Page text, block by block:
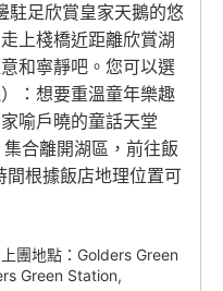
駐足欣賞皇家天鵝的悠
上棧橋近距離欣賞湖
和寧靜吧。您可以選
：想要重溫童年樂趣
喻戶曉的童話天堂
合離開湖區，前往飯
根據飯店地理位置可
團地點：Golders Green
Green Station,